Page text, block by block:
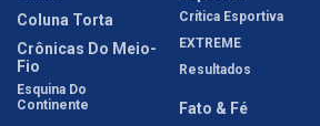
Coluna Torta
Crônicas Do Meio-
Fio
Esquina Do
Continente
Crítica Esportiva
EXTREME
Resultados
Fato & Fé